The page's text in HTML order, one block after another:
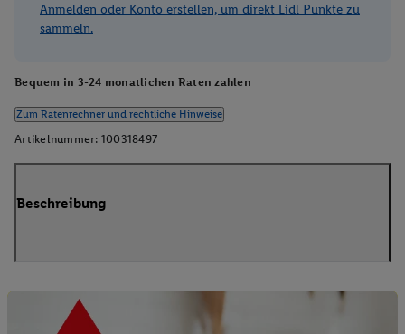
Anmelden oder Konto erstellen, um direkt Lidl Punkte zu
sammeln.
Bequem in 3-24 monatlichen Raten zahlen
Zum Ratenrechner und rechtliche Hinweise
Artikelnummer: 100318497
Beschreibung